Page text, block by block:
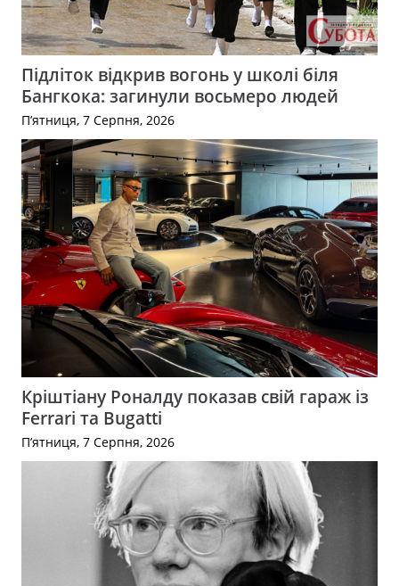
Підліток відкрив вогонь у школі біля
Бангкока: загинули восьмеро людей
П’ятниця, 7 Серпня, 2026
Кріштіану Роналду показав свій гараж із
Ferrari та Bugatti
П’ятниця, 7 Серпня, 2026